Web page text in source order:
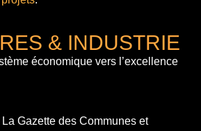
& INDUSTRIE
économique vers l’excellence
Gazette des Communes et